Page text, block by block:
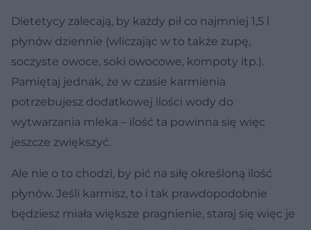
Dietetycy zalecają, by każdy pił co najmniej 1,5 l
płynów dziennie (wliczając w to także zupę,
soczyste owoce, soki owocowe, kompoty itp.).
Pamiętaj jednak, że w czasie karmienia
potrzebujesz dodatkowej ilości wody do
wytwarzania mleka – ilość ta powinna się więc
jeszcze zwiększyć.
Ale nie o to chodzi, by pić na siłę określoną ilość
płynów. Jeśli karmisz, to i tak prawdopodobnie
będziesz miała większe pragnienie, staraj się więc je